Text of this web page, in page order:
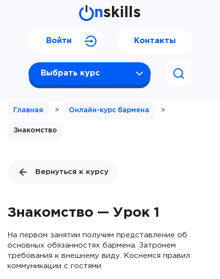
nskills
Выбрать курс
Войти Контакты
Главная > Онлайн-курс бармена >
Знакомство
Вернуться к курсу
Знакомство — Урок 1
На первом занятии получим представление об
основных обязанностях бармена. Затронем
требования к внешнему виду. Коснемся правил
коммуникации с гостями